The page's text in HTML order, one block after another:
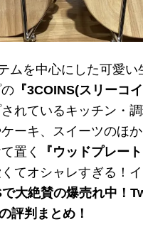
ムを中心にした可愛い
『3COINS(スリーコイ
れているキッチン・
ーキ、スイーツのほ
置く
『ウッドプレー
てオシャレすぎる！
大絶賛の爆売れ中！
評判まとめ！